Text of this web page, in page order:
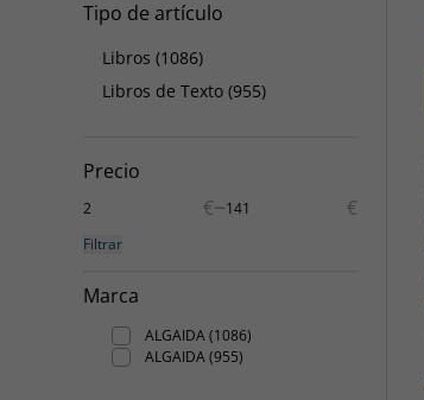
Tipo de artículo
Libros (1086)
Libros de Texto (955)
Precio
€– €
Filtrar
Marca
ALGAIDA (1086)
ALGAIDA (955)